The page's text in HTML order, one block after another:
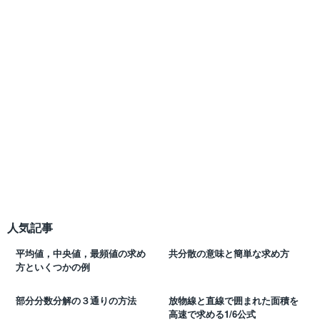
人気記事
平均値，中央値，最頻値の求め
方といくつかの例
共分散の意味と簡単な求め方
部分分数分解の３通りの方法
放物線と直線で囲まれた面積を
高速で求める1/6公式